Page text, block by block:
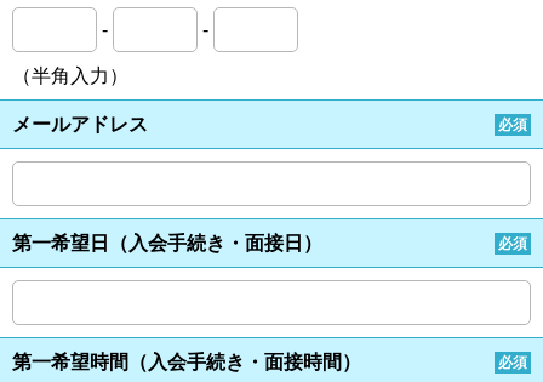
- -
（半角入力）
メールアドレス 必須
第一希望日（入会手続き・面接日） 必須
第一希望時間（入会手続き・面接時間） 必須